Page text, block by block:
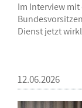
Im Interview mit
Dienst jetzt
12.06.2026